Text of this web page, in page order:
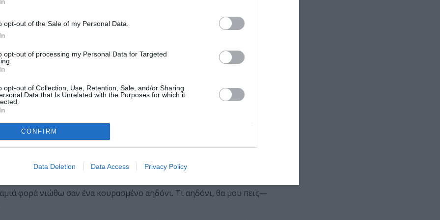
opt-out of the Sale of my Personal Data.
opt-out of processing my Personal Data for Targeted
opt-out of Collection, Use, Retention, Sale, and/or Sharing
Data that Is Unrelated with the Purposes for which it
CONFIRM
Data Deletion Data Access Privacy Policy
Κι όμως, αυτό ακριβώς κάνω κι εγώ. Το «Ημερολόγιο ενός
έξι χρόνια στη ζωή μου. Έχω αυτή την τάση να μένω, να εντρυφώ, να
έρχονται από πηγές που δεν κατανοούμε απόλυτα. Ένα μυστήριο
την ιαπωνική κουλτούρα. Με μαγνήτιζε με απροσδιόριστο τρόπο…
και όμως, είναι βαθιά ερωτικό.
στην ταινία “M. Butterfly” που αυτοκτονεί ντυμένος γκέισα, σε μια
γκέισα. Ο άνδρας που χάνει τον εαυτό του μέσα σε μια περσόνα.
ξένη σε μένα. Ήμουν εκείνος που στην αυλή του σχολείου δεχόταν
μου τίμημα ως ευγενικός, ομοφυλόφιλος μαθητής. Οπότε, όταν ήρθα
φορά νιώθω σαν ένα κουρασμένο αηδόνι. Τι αηδόνι, θα μου πεις—